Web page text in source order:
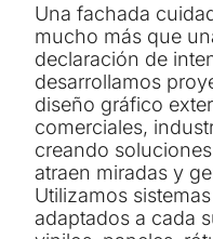
Una fachada
mucho más que
declaración de
desarrollamos
diseño gráfico
comerciales,
creando
atraen miradas y
Utilizamos
adaptados a cada